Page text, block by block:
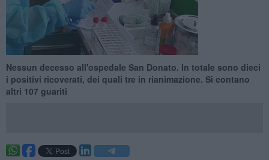
Nessun decesso all'ospedale San Donato. In totale sono dieci
i positivi ricoverati, dei quali tre in rianimazione. Si contano
altri 107 guariti